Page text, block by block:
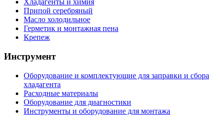
Хладагенты и химия
Припой серебряный
Масло холодильное
Герметик и монтажная пена
Крепеж
Инструмент
Оборудование и комплектующие для заправки и сбора
хладагента
Расходные материалы
Оборудование для диагностики
Инструменты и оборудование для монтажа